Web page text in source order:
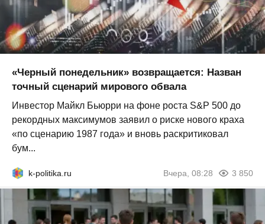
«Черный понедельник» возвращается: Назван
точный сценарий мирового обвала
Инвестор Майкл Бьюрри на фоне роста S&P 500 до
рекордных максимумов заявил о риске нового краха
«по сценарию 1987 года» и вновь раскритиковал
бум...
k-politika.ru Вчера, 08:28 3 850